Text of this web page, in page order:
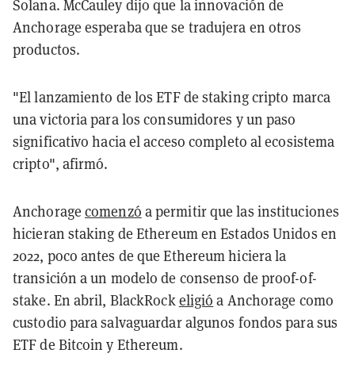
Solana. McCauley dijo que la innovación de
Anchorage esperaba que se tradujera en otros
productos.
"El lanzamiento de los ETF de staking cripto marca
una victoria para los consumidores y un paso
significativo hacia el acceso completo al ecosistema
cripto", afirmó.
Anchorage comenzó a permitir que las instituciones
hicieran staking de Ethereum en Estados Unidos en
2022, poco antes de que Ethereum hiciera la
transición a un modelo de consenso de proof-of-
stake. En abril, BlackRockeligió a Anchorage como
custodio para salvaguardar algunos fondos para sus
ETF de Bitcoin y Ethereum.